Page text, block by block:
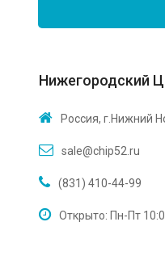
Нижегородский
Россия, г.Нижний
sale@chip52.ru
(831) 410-44-99
Открыто: Пн-Пт